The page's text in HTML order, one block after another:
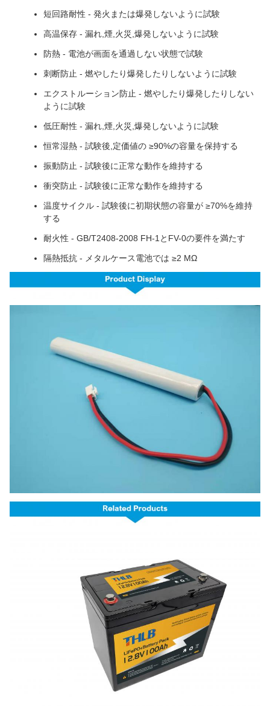
短回路耐性 - 発火または爆発しないように試験
高温保存 - 漏れ,煙,火災,爆発しないように試験
防熱 - 電池が画面を通過しない状態で試験
刺断防止 - 燃やしたり爆発したりしないように試験
エクストルーション防止 - 燃やしたり爆発したりしない
ように試験
低圧耐性 - 漏れ,煙,火災,爆発しないように試験
恒常湿熱 - 試験後,定価値の ≥90%の容量を保持する
振動防止 - 試験後に正常な動作を維持する
衝突防止 - 試験後に正常な動作を維持する
温度サイクル - 試験後に初期状態の容量が ≥70%を維持
する
耐火性 - GB/T2408-2008 FH-1とFV-0の要件を満たす
隔熱抵抗 - メタルケース電池では ≥2 MΩ